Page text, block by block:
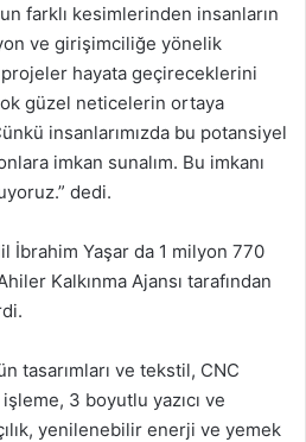
farklı kesimlerinden insanların
ve girişimciliğe yönelik
projeler hayata geçireceklerini
güzel neticelerin ortaya
insanlarımızda bu potansiyel
imkan sunalım. Bu imkanı
dedi.
İbrahim Yaşar da 1 milyon 770
Kalkınma Ajansı tarafından
tasarımları ve tekstil, CNC
3 boyutlu yazıcı ve
yenilenebilir enerji ve yemek